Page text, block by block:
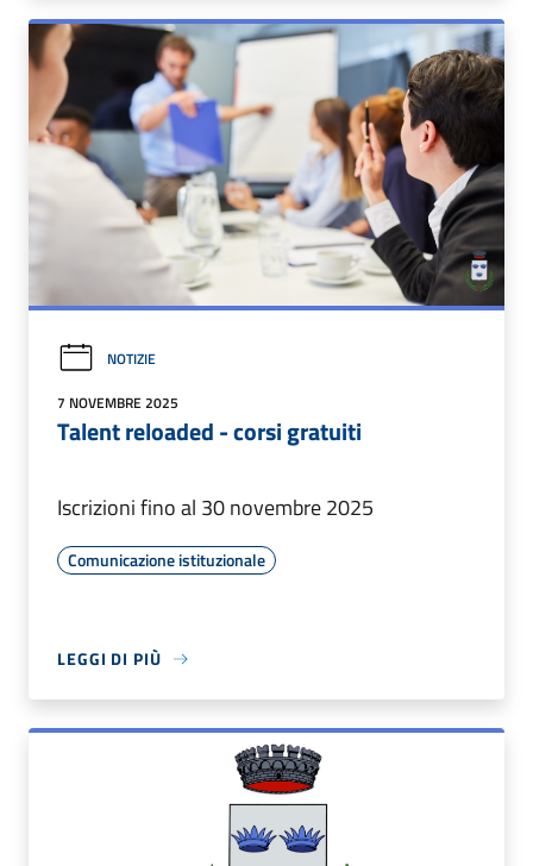
NOTIZIE
7 NOVEMBRE 2025
Talent reloaded - corsi gratuiti
Iscrizioni fino al 30 novembre 2025
Comunicazione istituzionale
LEGGI DI PIÙ